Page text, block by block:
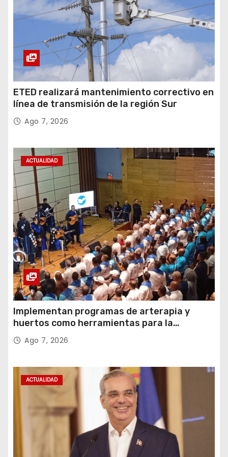
ETED realizará mantenimiento correctivo en
línea de transmisión de la región Sur
Ago 7, 2026
ACTUALIDAD
Implementan programas de arterapia y
huertos como herramientas para la
recuperación y la inclusión social
Ago 7, 2026
ACTUALIDAD